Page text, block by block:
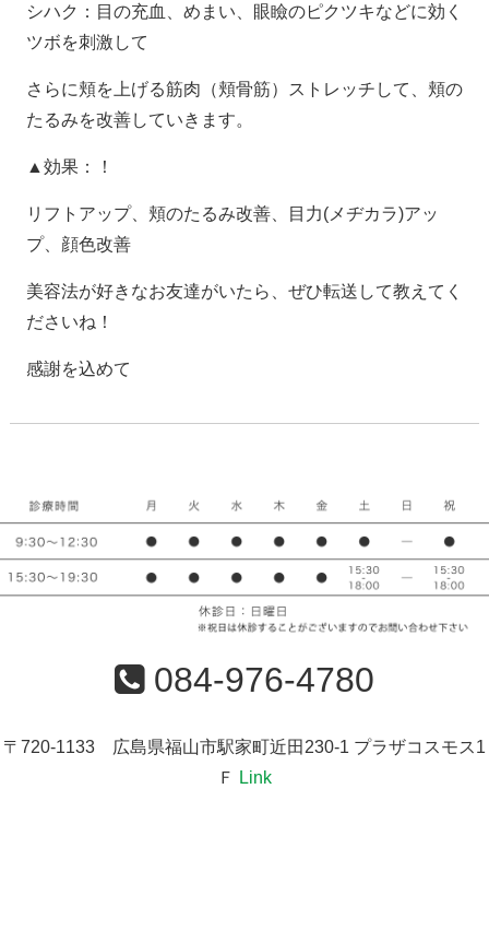
シハク：目の充血、めまい、眼瞼のピクツキなどに効く
ツボを刺激して
さらに頬を上げる筋肉（頬骨筋）ストレッチして、頬の
たるみを改善していきます。
▲効果：！
リフトアップ、頬のたるみ改善、目力(メヂカラ)アッ
プ、顔色改善
美容法が好きなお友達がいたら、ぜひ転送して教えてく
ださいね！
感謝を込めて
084-976-4780
〒720-1133 広島県福山市駅家町近田230-1 プラザコスモス1
Ｆ
Link